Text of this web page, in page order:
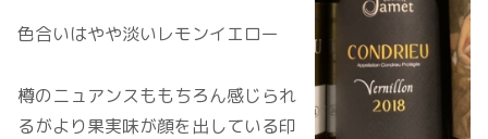
色合いはやや淡いレモンイエロー
樽のニュアンスももちろん感じられ
るがより果実味が顔を出している印